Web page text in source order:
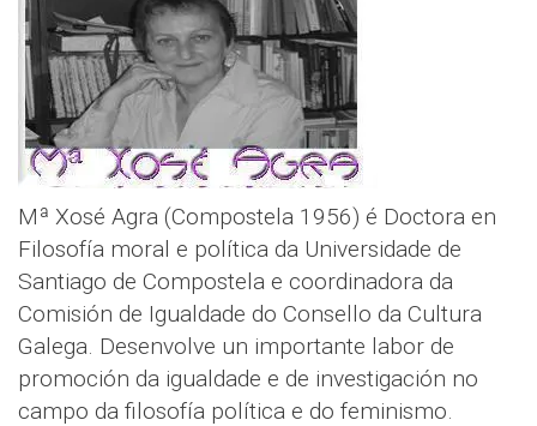
Mª Xosé Agra (Compostela 1956) é Doctora en
Filosofía moral e política da Universidade de
Santiago de Compostela e coordinadora da
Comisión de Igualdade do Consello da Cultura
Galega. Desenvolve un importante labor de
promoción da igualdade e de investigación no
campo da filosofía política e do feminismo.